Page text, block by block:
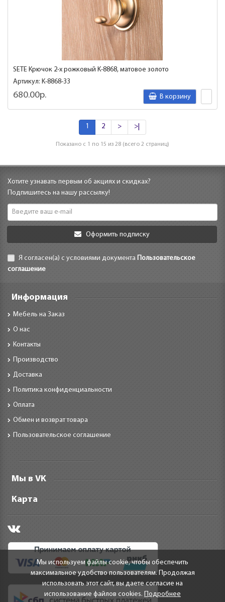
SETE Крючок 2-х рожковый K-8868, матовое золото
Артикул: K-8868-33
680.00р. В корзину
1 2 > >|
Показано с 1 по 15 из 28 (всего 2 страниц)
Хотите узнавать первым об акциях и скидках?
Подпишитесь на нашу рассылку!
Оформить подписку
Я согласен(а) с условиями документа Пользовательское
соглашение
Информация
Мебель на Заказ
О нас
Контакты
Производство
Доставка
Политика конфиденциальности
Оплата
Обмен и возврат товара
Пользовательское соглашение
Мы в VK
Карта
Мы используем файлы cookie, чтобы обеспечить
максимальное удобство пользователям. Продолжая
использовать этот сайт, вы даете согласие на
использование файлов cookies. Подробнее